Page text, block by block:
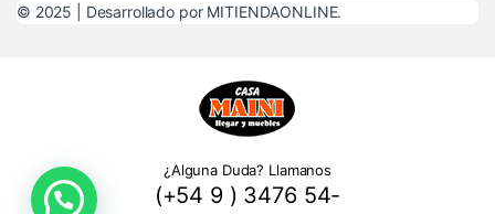
© 2025 | Desarrollado por MITIENDAONLINE.
¿Alguna Duda? Llamanos
(+54 9 ) 3476 54-